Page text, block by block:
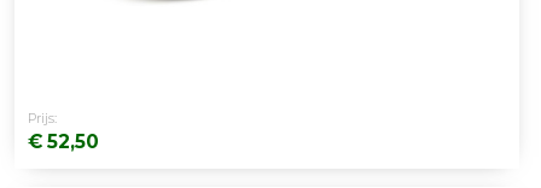
Prijs:
€ 52,50